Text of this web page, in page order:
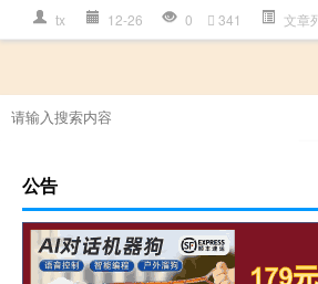
tx 12-26 0 341 文章
公告